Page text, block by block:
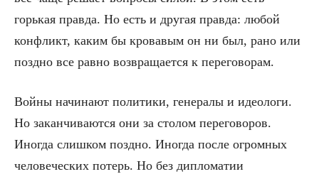
горькая правда. Но есть и другая правда: любой
конфликт, каким бы кровавым он ни был, рано или
поздно все равно возвращается к переговорам.
Войны начинают политики, генералы и идеологи.
Но заканчиваются они за столом переговоров.
Иногда слишком поздно. Иногда после огромных
человеческих потерь. Но без дипломатии